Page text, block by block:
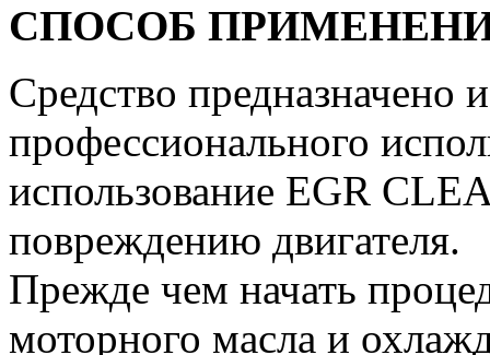
СПОСОБ
Средство предназначено
профессионального
использование EGR
повреждению двигателя.
Прежде чем начать
моторного масла и